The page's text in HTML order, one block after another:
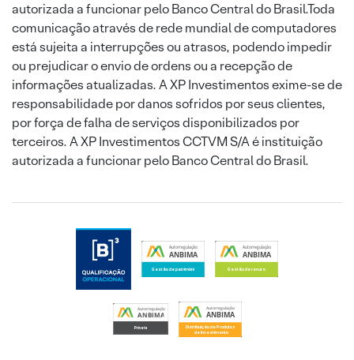
autorizada a funcionar pelo Banco Central do Brasil.Toda
comunicação através de rede mundial de computadores
está sujeita a interrupções ou atrasos, podendo impedir
ou prejudicar o envio de ordens ou a recepção de
informações atualizadas. A XP Investimentos exime-se de
responsabilidade por danos sofridos por seus clientes,
por força de falha de serviços disponibilizados por
terceiros. A XP Investimentos CCTVM S/A é instituição
autorizada a funcionar pelo Banco Central do Brasil.